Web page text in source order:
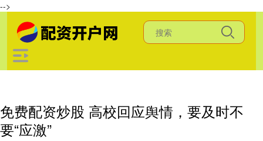
-->
免费配资炒股 高校回应舆情，要及时不
要“应激”